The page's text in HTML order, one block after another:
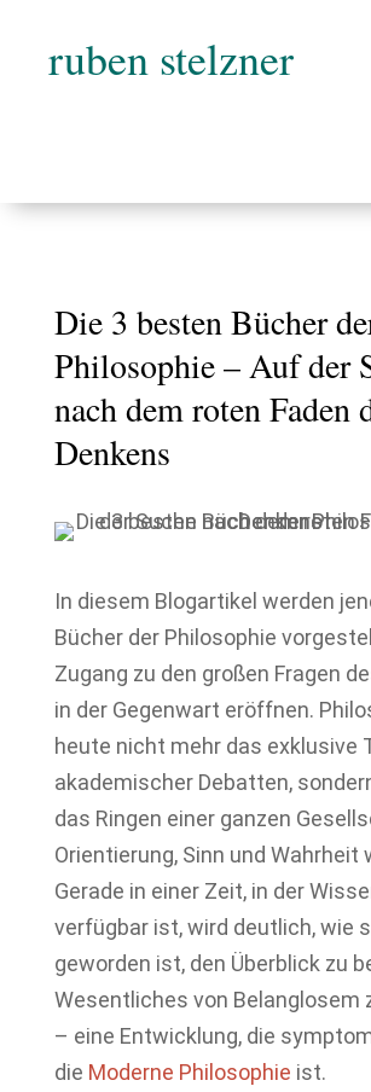
ruben stelzner
Die 3 besten Bücher
Philosophie – Auf der
nach dem roten Faden
Denkens
In diesem Blogartikel werden
Bücher der Philosophie
Zugang zu den großen Fragen
in der Gegenwart eröffnen.
heute nicht mehr das exklusive
akademischer Debatten,
das Ringen einer ganzen
Orientierung, Sinn und Wahrheit
Gerade in einer Zeit, in der
verfügbar ist, wird deutlich, wie
geworden ist, den Überblick zu
Wesentliches von Belanglosem
– eine Entwicklung, die
die Moderne Philosophie ist.